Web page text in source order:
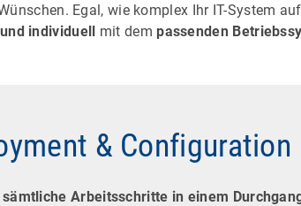
Egal, wie komplex Ihr IT-System
individuell mit dem passenden
& Configuration
sämtliche Arbeitsschritte in einem